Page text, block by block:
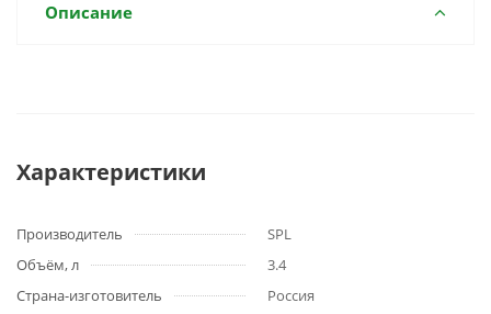
Описание
Характеристики
Производитель
SPL
Объём, л
3.4
Страна-изготовитель
Россия